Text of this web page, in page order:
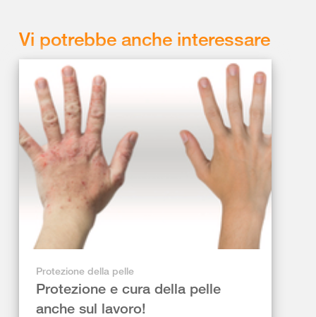
Vi potrebbe anche interessare
Protezione della pelle
Protezione e cura della pelle
anche sul lavoro!